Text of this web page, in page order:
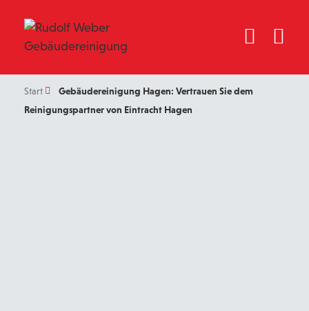
Start
Gebäudereinigung Hagen: Vertrauen Sie dem
Reinigungspartner von Eintracht Hagen